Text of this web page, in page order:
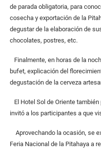
de parada obligatoria, para
cosecha y exportación de la
degustar de la elaboración de
chocolates, postres, etc.
Finalmente, en horas de la
bufet, explicación del
degustación de la cerveza
El Hotel Sol de Oriente
invitó a los participantes a que
Aprovechando la ocasión, se
Feria Nacional de la Pitahaya a